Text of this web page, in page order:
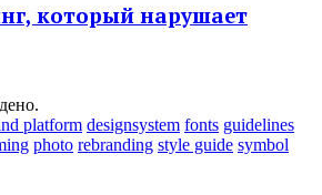
который нарушает
platform designsystem fonts guidelines
photo rebranding style guide symbol